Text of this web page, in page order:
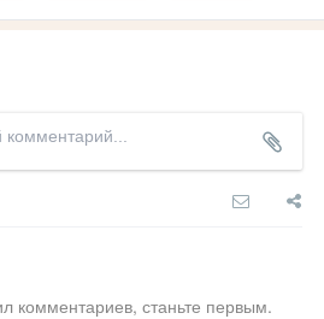
комментариев, станьте первым.